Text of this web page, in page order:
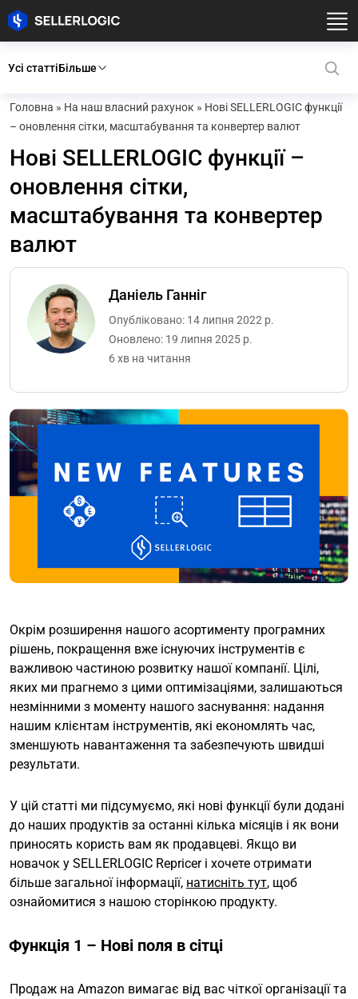
Усі статтіБільше
Головна » На наш власний рахунок » Нові SELLERLOGIC функції
– оновлення сітки, масштабування та конвертер валют
Нові SELLERLOGIC функції –
оновлення сітки,
масштабування та конвертер
валют
Даніель Ганніг
Опубліковано: 14 липня 2022 р.
Оновлено: 19 липня 2025 р.
6 хв на читання
Окрім розширення нашого асортименту програмних
рішень, покращення вже існуючих інструментів є
важливою частиною розвитку нашої компанії. Цілі,
яких ми прагнемо з цими оптимізаціями, залишаються
незмінними з моменту нашого заснування: надання
нашим клієнтам інструментів, які економлять час,
зменшують навантаження та забезпечують швидші
результати.
У цій статті ми підсумуємо, які нові функції були додані
до наших продуктів за останні кілька місяців і як вони
приносять користь вам як продавцеві. Якщо ви
новачок у SELLERLOGIC Repricer і хочете отримати
більше загальної інформації, натисніть тут, щоб
ознайомитися з нашою сторінкою продукту.
Функція 1 – Нові поля в сітці
Продаж на Amazon вимагає від вас чіткої організації та